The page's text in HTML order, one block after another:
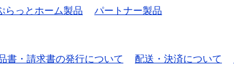
らっとホーム製品 パートナー製品
書・請求書の発行について 配送・決済について